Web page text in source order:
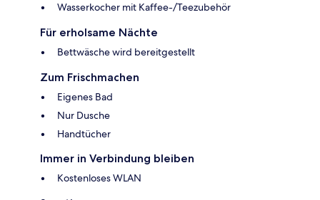
Wasserkocher mit Kaffee-/Teezubehör
Für erholsame Nächte
Bettwäsche wird bereitgestellt
Zum Frischmachen
Eigenes Bad
Nur Dusche
Handtücher
Immer in Verbindung bleiben
Kostenloses WLAN